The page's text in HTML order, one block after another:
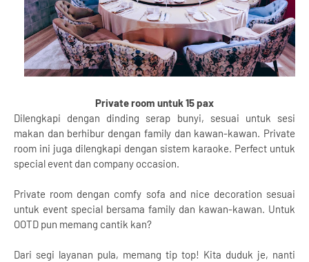
Private room untuk 15 pax
Dilengkapi dengan dinding serap bunyi, sesuai untuk sesi
makan dan berhibur dengan family dan kawan-kawan. Private
room ini juga dilengkapi dengan sistem karaoke. Perfect untuk
special event dan company occasion.
Private room dengan comfy sofa and nice decoration sesuai
untuk event special bersama family dan kawan-kawan. Untuk
OOTD pun memang cantik kan?
Dari segi layanan pula, memang tip top! Kita duduk je, nanti